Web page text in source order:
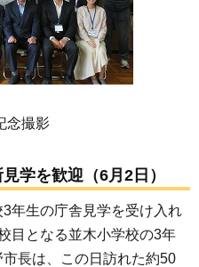
念撮影
学を歓迎（6月2日）
年生の庁舎見学を受け入れ
目となる並木小学校の3年
長は、この日訪れた約50